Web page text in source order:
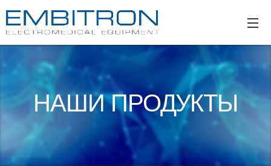
НАШИ ПРОДУКТЫ